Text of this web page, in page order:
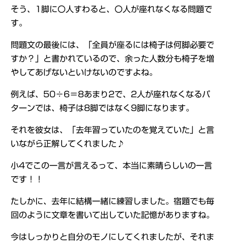
そう、1脚に〇人すわると、〇人が座れなくなる問題で
す。
問題文の最後には、「全員が座るには椅子は何脚必要で
すか？」と書かれているので、余った人数分も椅子を増
やしてあげないといけないのですよね。
例えば、50÷6＝8あまり2で、2人が座れなくなるパ
ターンでは、椅子は8脚ではなく9脚になります。
それを彼女は、「去年習っていたのを覚えていた」と言
いながら正解してくれました♪
小4でこの一言が言えるって、本当に素晴らしいの一言
です！！
たしかに、去年に結構一緒に練習しました。宿題でも毎
回のように文章を書いて出していた記憶がありますね。
今はしっかりと自分のモノにしてくれましたが、それま